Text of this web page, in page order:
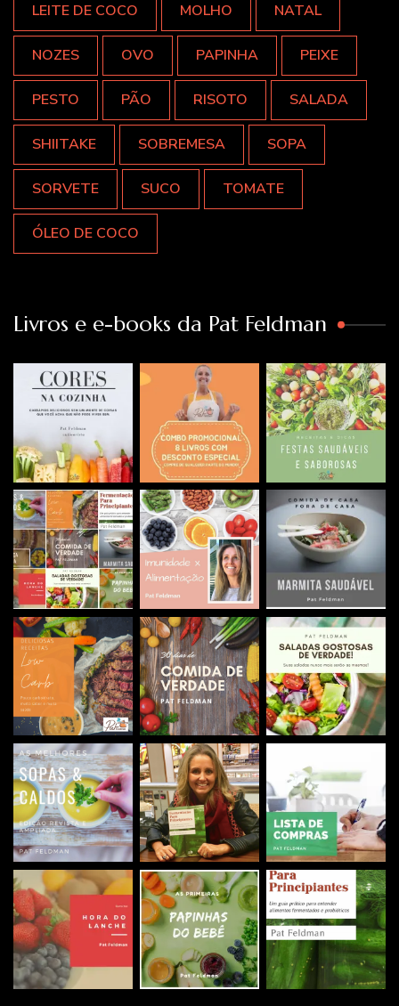
LEITE DE COCO MOLHO NATAL
NOZES OVO PAPINHA PEIXE
PESTO PÃO RISOTO SALADA
SHIITAKE SOBREMESA SOPA
SORVETE SUCO TOMATE
ÓLEO DE COCO
Livros e e-books da Pat Feldman